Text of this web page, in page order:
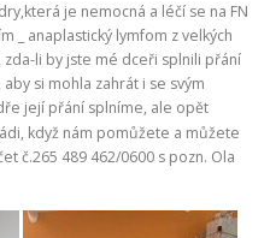
je nemocná a léčí se na FN
_ anaplastický lymfom z velkých
zda-li by jste mé dceři splnili přání
si mohla zahrát i se svým
její přání splníme, ale opět
když nám pomůžete a můžete
č.265 489 462/0600 s pozn. Ola